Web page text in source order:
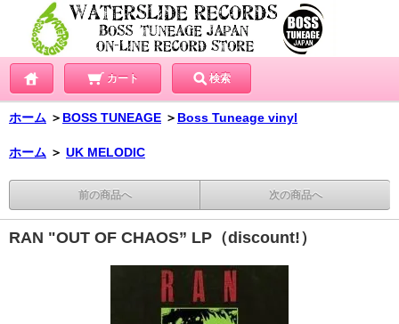
カート 検索
ホーム ＞ BOSS TUNEAGE ＞ Boss Tuneage vinyl
ホーム ＞ UK MELODIC
前の商品へ 次の商品へ
RAN "OUT OF CHAOS” LP（discount!）